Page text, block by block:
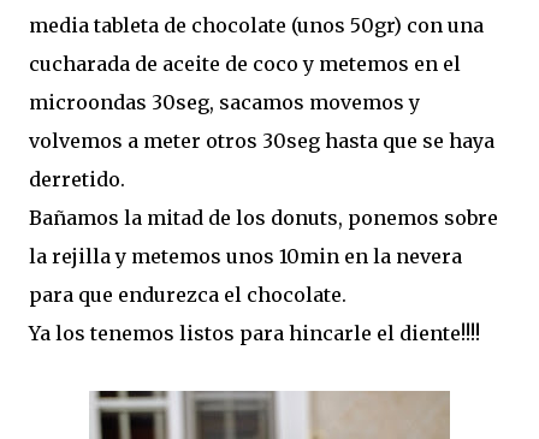
media tableta de chocolate (unos 50gr) con una
cucharada de aceite de coco y metemos en el
microondas 30seg, sacamos movemos y
volvemos a meter otros 30seg hasta que se haya
derretido.
Bañamos la mitad de los donuts, ponemos sobre
la rejilla y metemos unos 10min en la nevera
para que endurezca el chocolate.
Ya los tenemos listos para hincarle el diente!!!!